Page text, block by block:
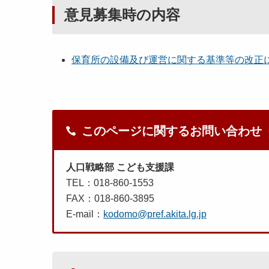
意見募集時の内容
保育所の設備及び運営に関する基準等の改正
このページに関するお問い合わせ
人口戦略部 こども支援課
TEL：018-860-1553
FAX：018-860-3895
E-mail： kodomo@pref.akita.lg.jp